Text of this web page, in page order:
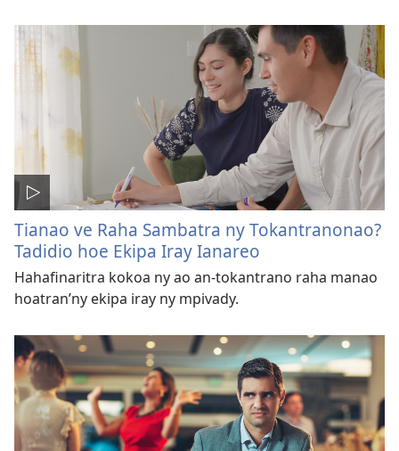
Tianao ve Raha Sambatra ny Tokantranonao?
Tadidio hoe Ekipa Iray Ianareo
Hahafinaritra kokoa ny ao an-tokantrano raha manao
hoatran’ny ekipa iray ny mpivady.